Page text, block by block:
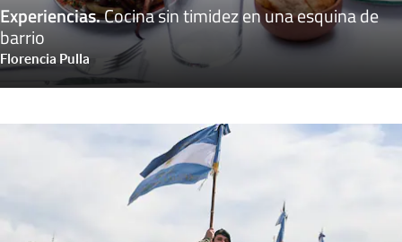
Experiencias.Cocina sin timidez en una esquina de
barrio
Florencia Pulla